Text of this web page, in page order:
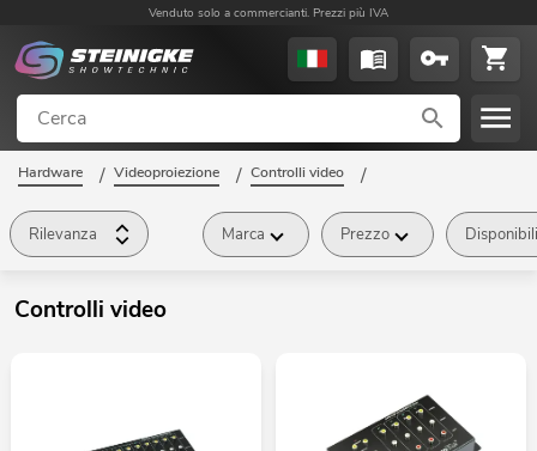
Venduto solo a commercianti. Prezzi più IVA
Hardware / Videoproiezione / Controlli video /
Rilevanza Marca Prezzo
Controlli video